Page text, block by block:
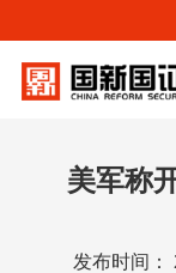
美军称
发布时间：